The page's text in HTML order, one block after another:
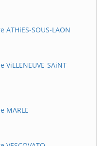
SOUS-LAON
SAiNT-
MARLE